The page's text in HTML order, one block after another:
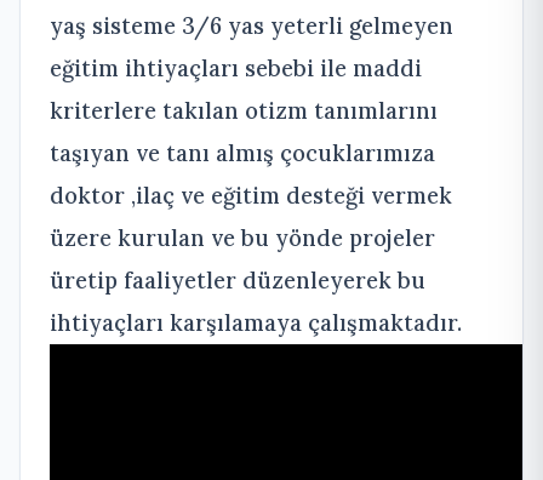
yaş sisteme 3/6 yas yeterli gelmeyen
eğitim ihtiyaçları sebebi ile maddi
kriterlere takılan otizm tanımlarını
taşıyan ve tanı almış çocuklarımıza
doktor ,ilaç ve eğitim desteği vermek
üzere kurulan ve bu yönde projeler
üretip faaliyetler düzenleyerek bu
ihtiyaçları karşılamaya çalışmaktadır.